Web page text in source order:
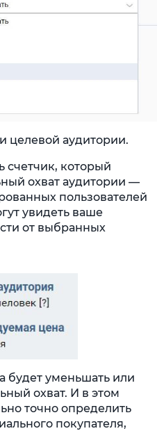
целевой аудитории.
счетчик, который
охват аудитории —
пользователей
увидеть ваше
от выбранных
будет уменьшать или
охват. И в этом
точно определить
покупателя,